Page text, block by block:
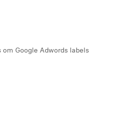
Google Adwords labels